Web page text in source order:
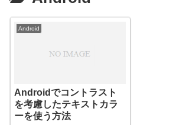
Android
Androidでコントラスト
を考慮したテキストカラ
ーを使う方法